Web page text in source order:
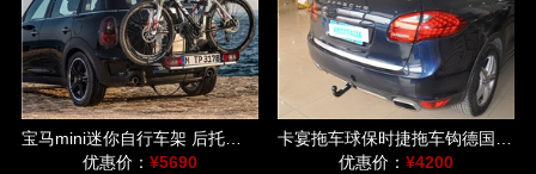
宝马mini迷你自行车架 后托式单车架德国爱德乐速达DL车架
优惠价： ¥5690
卡宴拖车球保时捷拖车钩德国威斯法利westfalia后托球自行车架
优惠价：¥4200